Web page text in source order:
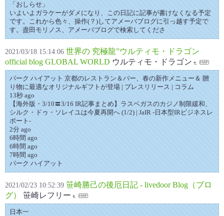
「おしらせ」
いよいよガラケーがダメになり、この日記に記事が書けなくなる予定
です。これから色々、操作(？)してアメーバブログに引っ越す予定で
す。盡田モリノス、アメーバブログで検索してくださ
2021/03/18 15:14:06 世界の 究極龍”ウルティモ・ドラゴン
official blog GLOBAL WORLD ウルティモ・ドラゴン
パーク ハイアット 京都のレストラン＆バー、春の新作メニュー＆ 贈
り物に最適なオリジナルギフトが登場 | プレスリリース | コラム
13秒 ago
【海外版・3/10〓3/16 IR記事まとめ】ラスベガスのカジノ制限緩和、
シルク・ドゥ・ソレイユは今夏再開へ (1/2) | JaIR -日本型IRビジネスレ
ポート-
2分 ago
6時間 ago
6時間 ago
7時間 ago
パーク ハイアット
2021/02/23 10:52:39 笹崎勝己の後厄日記 - livedoor Blog（ブロ
グ）
笹崎レフリー
日本一